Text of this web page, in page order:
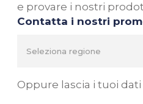
e provare i nostri
Contatta i nostri
Oppure lascia i tuoi